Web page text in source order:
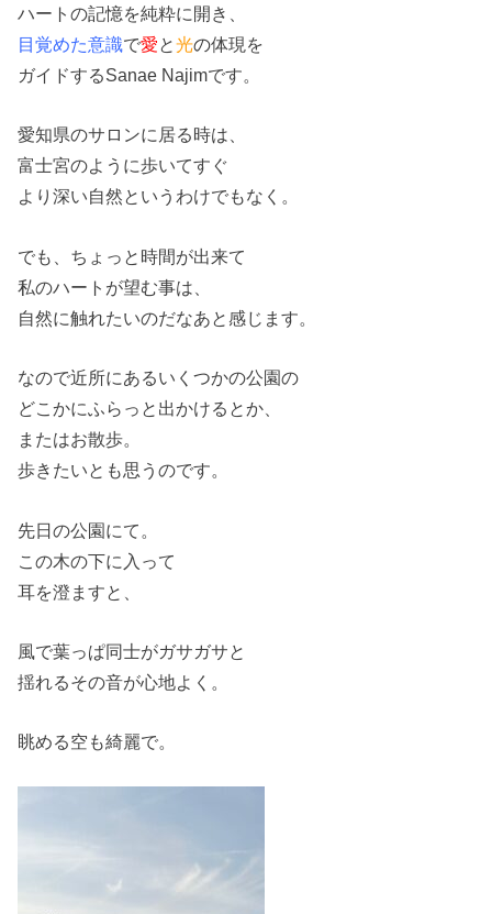
ハートの記憶を純粋に開き、
目覚めた意識で愛と光の体現を
ガイドするSanae Najimです。
愛知県のサロンに居る時は、
富士宮のように歩いてすぐ
より深い自然というわけでもなく。
でも、ちょっと時間が出来て
私のハートが望む事は、
自然に触れたいのだなあと感じます。
なので近所にあるいくつかの公園の
どこかにふらっと出かけるとか、
またはお散歩。
歩きたいとも思うのです。
先日の公園にて。
この木の下に入って
耳を澄ますと、
風で葉っぱ同士がガサガサと
揺れるその音が心地よく。
眺める空も綺麗で。